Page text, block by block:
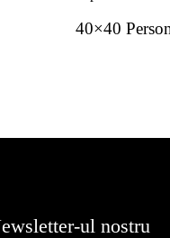
40×40
ul nostru